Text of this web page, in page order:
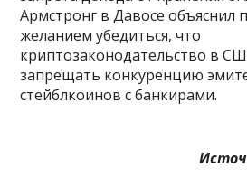
Армстронг в Давосе
желанием убедиться, что
криптозаконодательство в
запрещать конкуренцию
стейблкоинов с банкирами.